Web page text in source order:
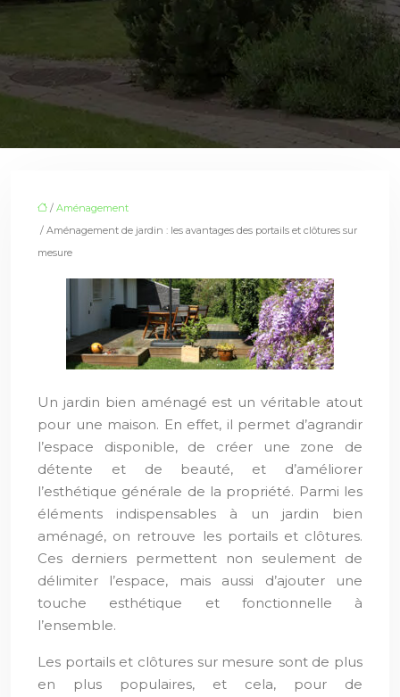
/ Aménagement
/ Aménagement de jardin : les avantages des portails et clôtures sur
mesure
Un jardin bien aménagé est un véritable atout
pour une maison. En effet, il permet d’agrandir
l’espace disponible, de créer une zone de
détente et de beauté, et d’améliorer
l’esthétique générale de la propriété. Parmi les
éléments indispensables à un jardin bien
aménagé, on retrouve les portails et clôtures.
Ces derniers permettent non seulement de
délimiter l’espace, mais aussi d’ajouter une
touche esthétique et fonctionnelle à
l’ensemble.
Les portails et clôtures sur mesure sont de plus
en plus populaires, et cela, pour de